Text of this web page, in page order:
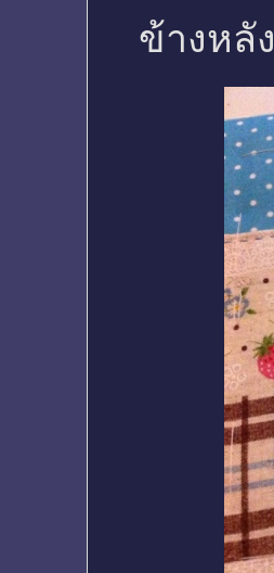
ข้างหลัง